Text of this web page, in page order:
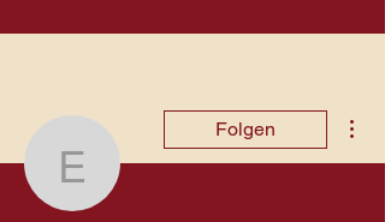
elke.artmeier
Folgen